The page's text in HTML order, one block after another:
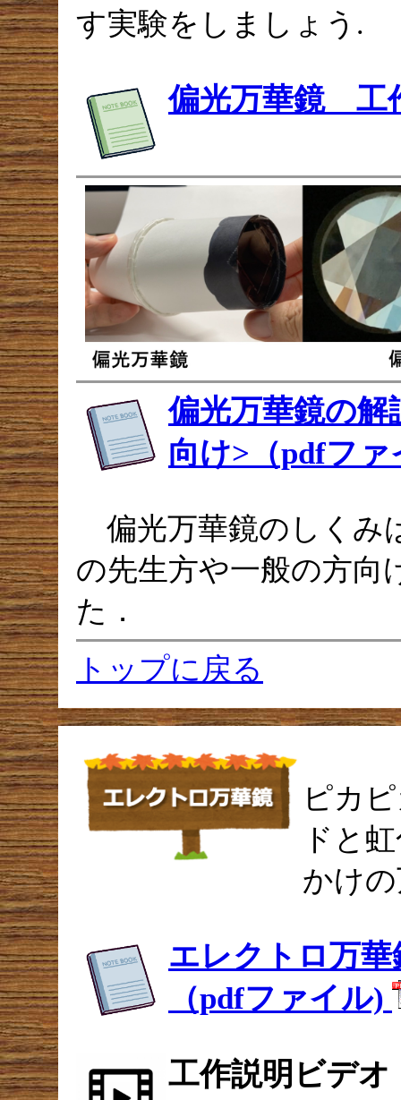
す実験をしましょう.
偏光万華鏡 工
偏光万華鏡の解
向け>（pdfフ
偏光万華鏡のしくみ
の先生方や一般の方向
た．
トップに戻る
ピカ
ドと
かけ
エレクトロ万
（pdfファイル)
工作説明ビデオ